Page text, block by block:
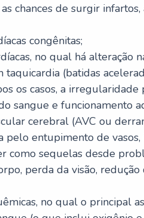
chances de surgir
congênitas;
no qual há alteração
taquicardia (batidas
os casos, a
sangue e funcionamento
cerebral (AVC ou
pelo entupimento de
como sequelas desde
perda da visão,
no qual o principal